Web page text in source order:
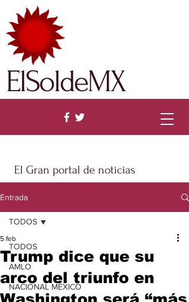
El Gran portal de noticias
ElSoldeMX
Entrada
TODOS
AMLO
NACIONAL MÉXICO
TODOS
Trump dice que su
arco del triunfo en
5 feb